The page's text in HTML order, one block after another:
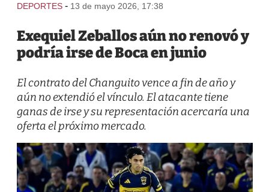
DEPORTES - 13 de mayo 2026, 17:38
Exequiel Zeballos aún no renovó y
podría irse de Boca en junio
El contrato del Changuito vence a fin de año y
aún no extendió el vínculo. El atacante tiene
ganas de irse y su representación acercaría una
oferta el próximo mercado.